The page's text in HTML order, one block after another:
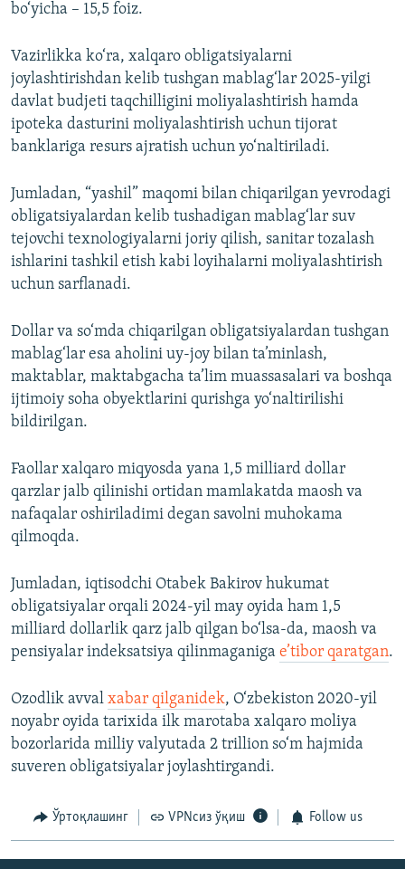
bo‘yicha – 15,5 foiz.
Vazirlikka ko‘ra, xalqaro obligatsiyalarni
joylashtirishdan kelib tushgan mablag‘lar 2025-yilgi
davlat budjeti taqchilligini moliyalashtirish hamda
ipoteka dasturini moliyalashtirish uchun tijorat
banklariga resurs ajratish uchun yo‘naltiriladi.
Jumladan, “yashil” maqomi bilan chiqarilgan yevrodagi
obligatsiyalardan kelib tushadigan mablag‘lar suv
tejovchi texnologiyalarni joriy qilish, sanitar tozalash
ishlarini tashkil etish kabi loyihalarni moliyalashtirish
uchun sarflanadi.
Dollar va so‘mda chiqarilgan obligatsiyalardan tushgan
mablag‘lar esa aholini uy-joy bilan ta’minlash,
maktablar, maktabgacha ta’lim muassasalari va boshqa
ijtimoiy soha obyektlarini qurishga yo‘naltirilishi
bildirilgan.
Faollar xalqaro miqyosda yana 1,5 milliard dollar
qarzlar jalb qilinishi ortidan mamlakatda maosh va
nafaqalar oshiriladimi degan savolni muhokama
qilmoqda.
Jumladan, iqtisodchi Otabek Bakirov hukumat
obligatsiyalar orqali 2024-yil may oyida ham 1,5
milliard dollarlik qarz jalb qilgan bo‘lsa-da, maosh va
pensiyalar indeksatsiya qilinmaganiga e’tibor qaratgan.
Ozodlik avval xabar qilganidek, O‘zbekiston 2020-yil
noyabr oyida tarixida ilk marotaba xalqaro moliya
bozorlarida milliy valyutada 2 trillion so‘m hajmida
suveren obligatsiyalar joylashtirgandi.
Ўртоқлашинг VPNсиз ўқиш Follow us